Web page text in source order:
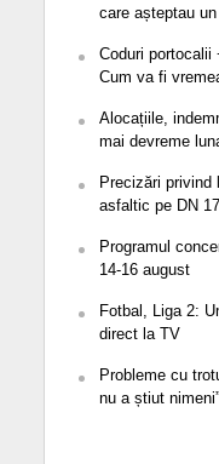
care așteptau
Coduri portocalii
Cum va fi
Alocațiile,
mai devreme
Precizări privind
asfaltic pe DN 17
Programul
14-16 august
Fotbal, Liga 2:
direct la TV
Probleme cu
nu a știut nimeni”